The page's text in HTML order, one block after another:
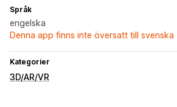
Språk
engelska
Denna app finns inte översatt till svenska
Kategorier
3D/AR/VR